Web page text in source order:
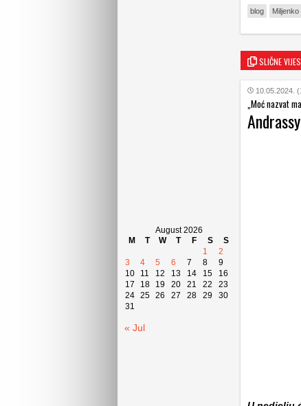
August 2026
M
T W T F S
S
1
2
3
4 5 6 7 8
9
10
11 12 13 14 15
16
17
18 19 20 21 22
23
24 25 26 27 28 29
30
31
« Jul
blog
SLIČNE
10.05.2024.
„Moć nazvat